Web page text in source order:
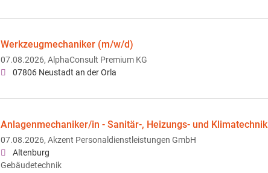
Werkzeugmechaniker (m/w/d)
07.08.2026, AlphaConsult Premium KG
07806 Neustadt an der Orla
Anlagenmechaniker/in - Sanitär-, Heizungs- und Klimatechnik
07.08.2026, Akzent Personaldienstleistungen GmbH
Altenburg
Gebäudetechnik